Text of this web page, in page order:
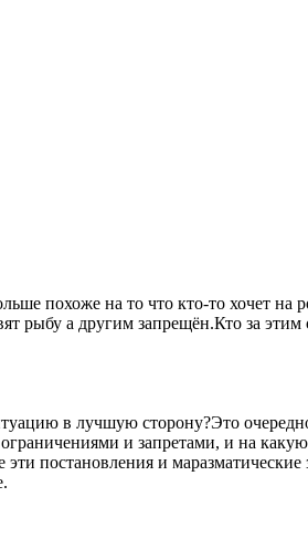
похоже на то что кто-то хочет на
рыбу а другим запрещён.Кто за этим
в лучшую сторону?Это
и запретами, и на
постановления и